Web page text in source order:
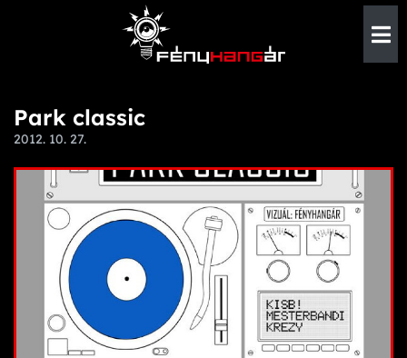
Park classic
2012. 10. 27.